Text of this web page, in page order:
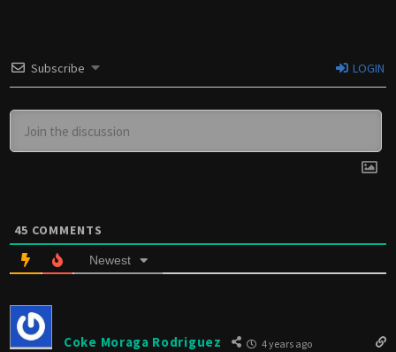
Subscribe LOGIN
45 COMMENTS
Newest
Coke Moraga Rodriguez 4 years ago